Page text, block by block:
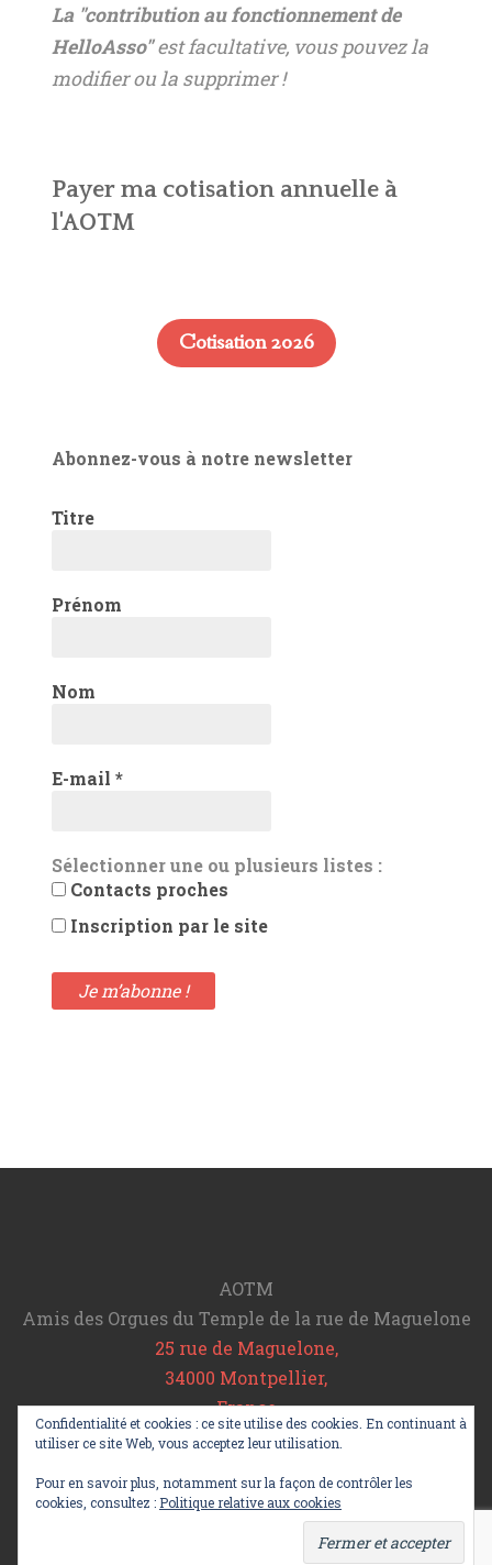
La "contribution au fonctionnement de
HelloAsso"est facultative, vous pouvez la
modifier ou la supprimer !
Payer ma cotisation annuelle à
l'AOTM
Cotisation 2026
Abonnez-vous à notre newsletter
Titre
Prénom
Nom
E-mail *
Sélectionner une ou plusieurs listes :
Contacts proches
Inscription par le site
AOTM
Amis des Orgues du Temple de la rue de Maguelone
25 rue de Maguelone,
34000 Montpellier,
France
Tel : 06 78 20 11 64
Confidentialité et cookies : ce site utilise des cookies. En continuant à
utiliser ce site Web, vous acceptez leur utilisation.
Pour en savoir plus, notamment sur la façon de contrôler les
cookies, consultez :Politique relative aux cookies